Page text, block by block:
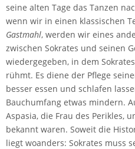
seine alten Tage das Tanzen
wenn wir in einen klassischen
Gastmahl, werden wir eines
zwischen Sokrates und seinen
wiedergegeben, in dem
rühmt. Es diene der Pflege
besser essen und schlafen
Bauchumfang etwas mindern.
Aspasia, die Frau des Perikles,
bekannt waren. Soweit die
liegt woanders: Sokrates muss